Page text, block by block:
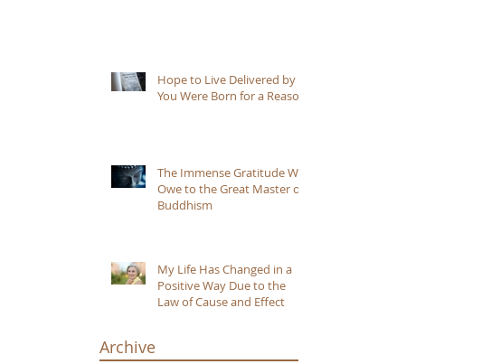
Hope to Live Delivered by
You Were Born for a Reason
The Immense Gratitude We
Owe to the Great Master of
Buddhism
My Life Has Changed in a
Positive Way Due to the
Law of Cause and Effect
Archive